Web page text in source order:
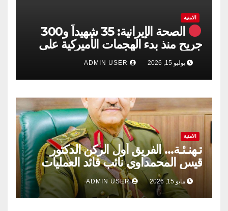
الامنية
الصحة الإيرانية: 35 شهيداً و300
جريح منذ بدء الهجمات الأميركية على
جنوبي البلاد
يوليو 15, 2026
الامنية
تـهنـئـة… الفريق أول الركن الدكتور
قيس المحمداوي نائب قائد العمليات
المشتركة ​دولة رئيس مجلس الوزراء،
القائد العام للقوات المسلحة الأستاذ
علي الزيدي المحترم.
مايو 15, 2026 ADMIN USER